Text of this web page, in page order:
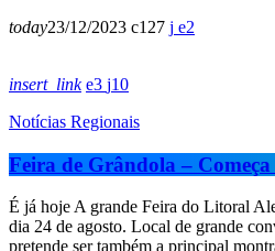
today23/12/2023 127 2
insert_link 3 10
Notícias Regionais
Feira de Grândola –
É já hoje A grande Feira do Litoral
dia 24 de agosto. Local de grande
pretende ser também a principal